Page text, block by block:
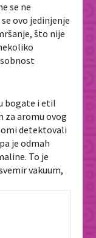
se ne
ovo jedinjenje
što nije
bogate i etil
za aromu ovog
detektovali
je odmah
To je
vakuum,